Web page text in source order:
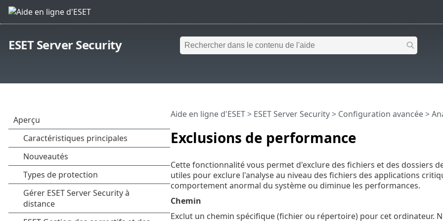
ESET Server Security
Exclusions de performance
Aide en ligne d'ESET> ESET Server Security> Configuration avancée>
Cette fonctionnalité vous permet d'exclure des fichiers et des dossiers
utiles pour exclure l'analyse au niveau des fichiers des applications
comportement anormal du système ou diminue les performances.
Chemin
Exclut un chemin spécifique (fichier ou répertoire) pour cet ordinateur.